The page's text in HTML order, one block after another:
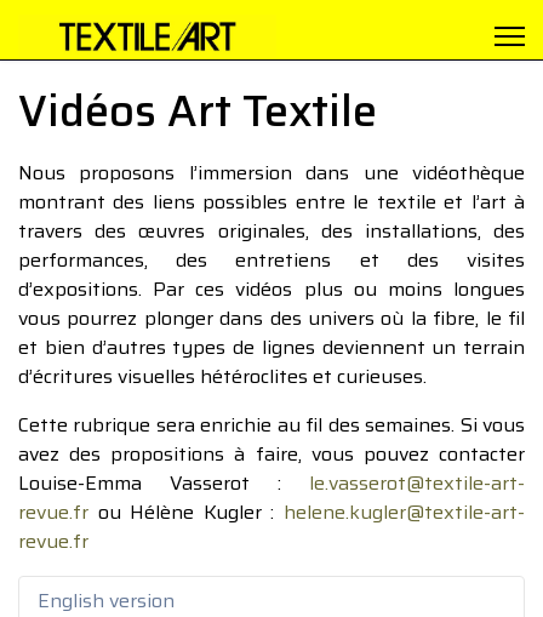
Vidéos Art Textile
Nous proposons l’immersion dans une vidéothèque
montrant des liens possibles entre le textile et l’art à
travers des œuvres originales, des installations, des
performances, des entretiens et des visites
d’expositions. Par ces vidéos plus ou moins longues
vous pourrez plonger dans des univers où la fibre, le fil
et bien d’autres types de lignes deviennent un terrain
d’écritures visuelles hétéroclites et curieuses.
Cette rubrique sera enrichie au fil des semaines. Si vous
avez des propositions à faire, vous pouvez contacter
Louise-Emma Vasserot : le.vasserot@textile-art-
revue.fr ou Hélène Kugler : helene.kugler@textile-art-
revue.fr
English version